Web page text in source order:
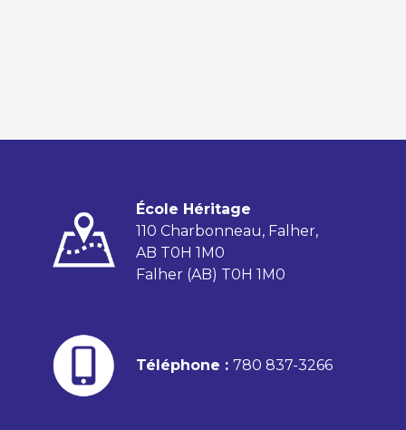
École Héritage
110 Charbonneau, Falher,
AB T0H 1M0
Falher (AB) T0H 1M0
Téléphone : 780 837-3266